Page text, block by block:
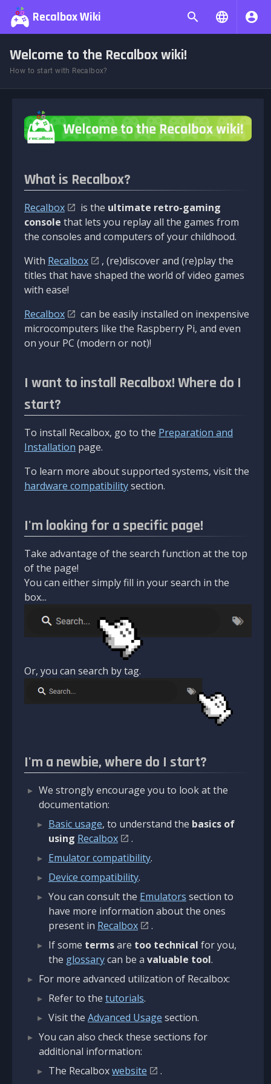
Recalbox Wiki
Welcome to the Recalbox wiki!
How to start with Recalbox?
What is Recalbox?
Recalbox is the ultimate retro-gaming
console that lets you replay all the games from
the consoles and computers of your childhood.
With Recalbox
, (re)discover and (re)play the
titles that have shaped the world of video games
with ease!
Recalbox
can be easily installed on inexpensive
microcomputers like the Raspberry Pi, and even
on your PC (modern or not)!
I want to install Recalbox! Where do I
start?
To install Recalbox, go to the Preparation and
Installation page.
To learn more about supported systems, visit the
hardware compatibilitysection.
I'm looking for a specific page!
Take advantage of the search function at the top
of the page!
You can either simply fill in your search in the
box...
Or, you can search by tag.
I'm a newbie, where do I start?
We strongly encourage you to look at the
documentation:
Basic usage, to understand the basics of
using Recalbox
.
Emulator compatibility.
Device compatibility.
You can consult the Emulators section to
have more information about the ones
present in Recalbox
.
If some termsare too technical for you,
the glossarycan be a valuable tool.
For more advanced utilization of Recalbox:
Refer to the tutorials.
Visit the Advanced Usage section.
You can also check these sections for
additional information:
The Recalboxwebsite
.